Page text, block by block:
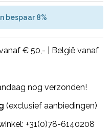
bespaar 8%
€ 50,- | België vanaf
nog verzonden!
(exclusief aanbiedingen)
+31(0)78-6140208